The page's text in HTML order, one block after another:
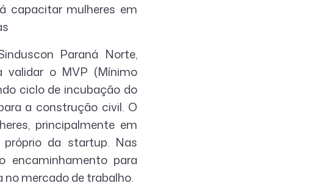
capacitar mulheres em
Paraná Norte,
validar o MVP (Mínimo
ciclo de incubação do
a construção civil. O
principalmente em
da startup. Nas
encaminhamento para
mercado de trabalho.